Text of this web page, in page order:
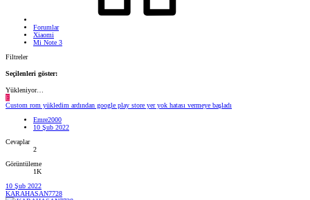
Forumlar
Xiaomi
Mi Note 3
Filtreler
Seçilenleri göster:
Yükleniyor…
E
Custom rom yükledim ardından google play store yer yok hatası vermeye başladı
Emre2000
10 Şub 2022
Cevaplar
2
Görüntüleme
1K
10 Şub 2022
KARAHASAN7728